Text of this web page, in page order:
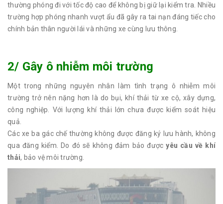
thường phóng đi với tốc độ cao để không bị giữ lại kiểm tra. Nhiều
trường hợp phóng nhanh vượt ẩu đã gây ra tai nạn đáng tiếc cho
chính bản thân người lái và những xe cùng lưu thông.
2/ Gây ô nhiễm môi trường
Một trong những nguyên nhân làm tình trạng ô nhiễm môi
trường trở nên nặng hơn là do bụi, khí thải từ xe cộ, xây dựng,
công nghiệp. Với lượng khí thải lớn chưa được kiểm soát hiệu
quả.
Các xe ba gác chế thường không được đăng ký lưu hành, không
qua đăng kiểm. Do đó sẽ không đảm bảo đượcyêu cầu về khí
thải, bảo vệ môi trường.